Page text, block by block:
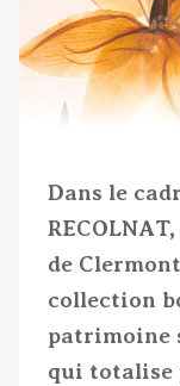
Dans le
de
collection
patrimoine
qui totalise